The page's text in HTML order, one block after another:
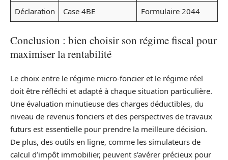
Déclaration
Case 4BE Formulaire 2044
Conclusion : bien choisir son régime fiscal pour
maximiser la rentabilité
Le choix entre le régime micro-foncier et le régime réel
doit être réfléchi et adapté à chaque situation particulière.
Une évaluation minutieuse des charges déductibles, du
niveau de revenus fonciers et des perspectives de travaux
futurs est essentielle pour prendre la meilleure décision.
De plus, des outils en ligne, comme les simulateurs de
calcul d’impôt immobilier, peuvent s’avérer précieux pour